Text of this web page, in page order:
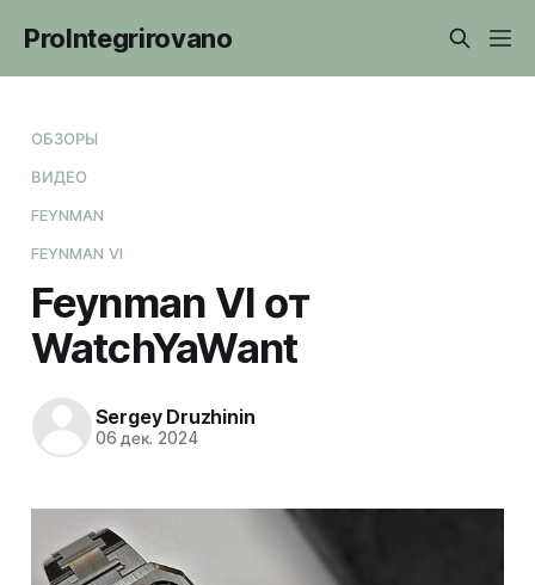
ProIntegrirovano
ОБЗОРЫ
ВИДЕО
FEYNMAN
FEYNMAN VI
Feynman VI от
WatchYaWant
Sergey Druzhinin
06 дек. 2024